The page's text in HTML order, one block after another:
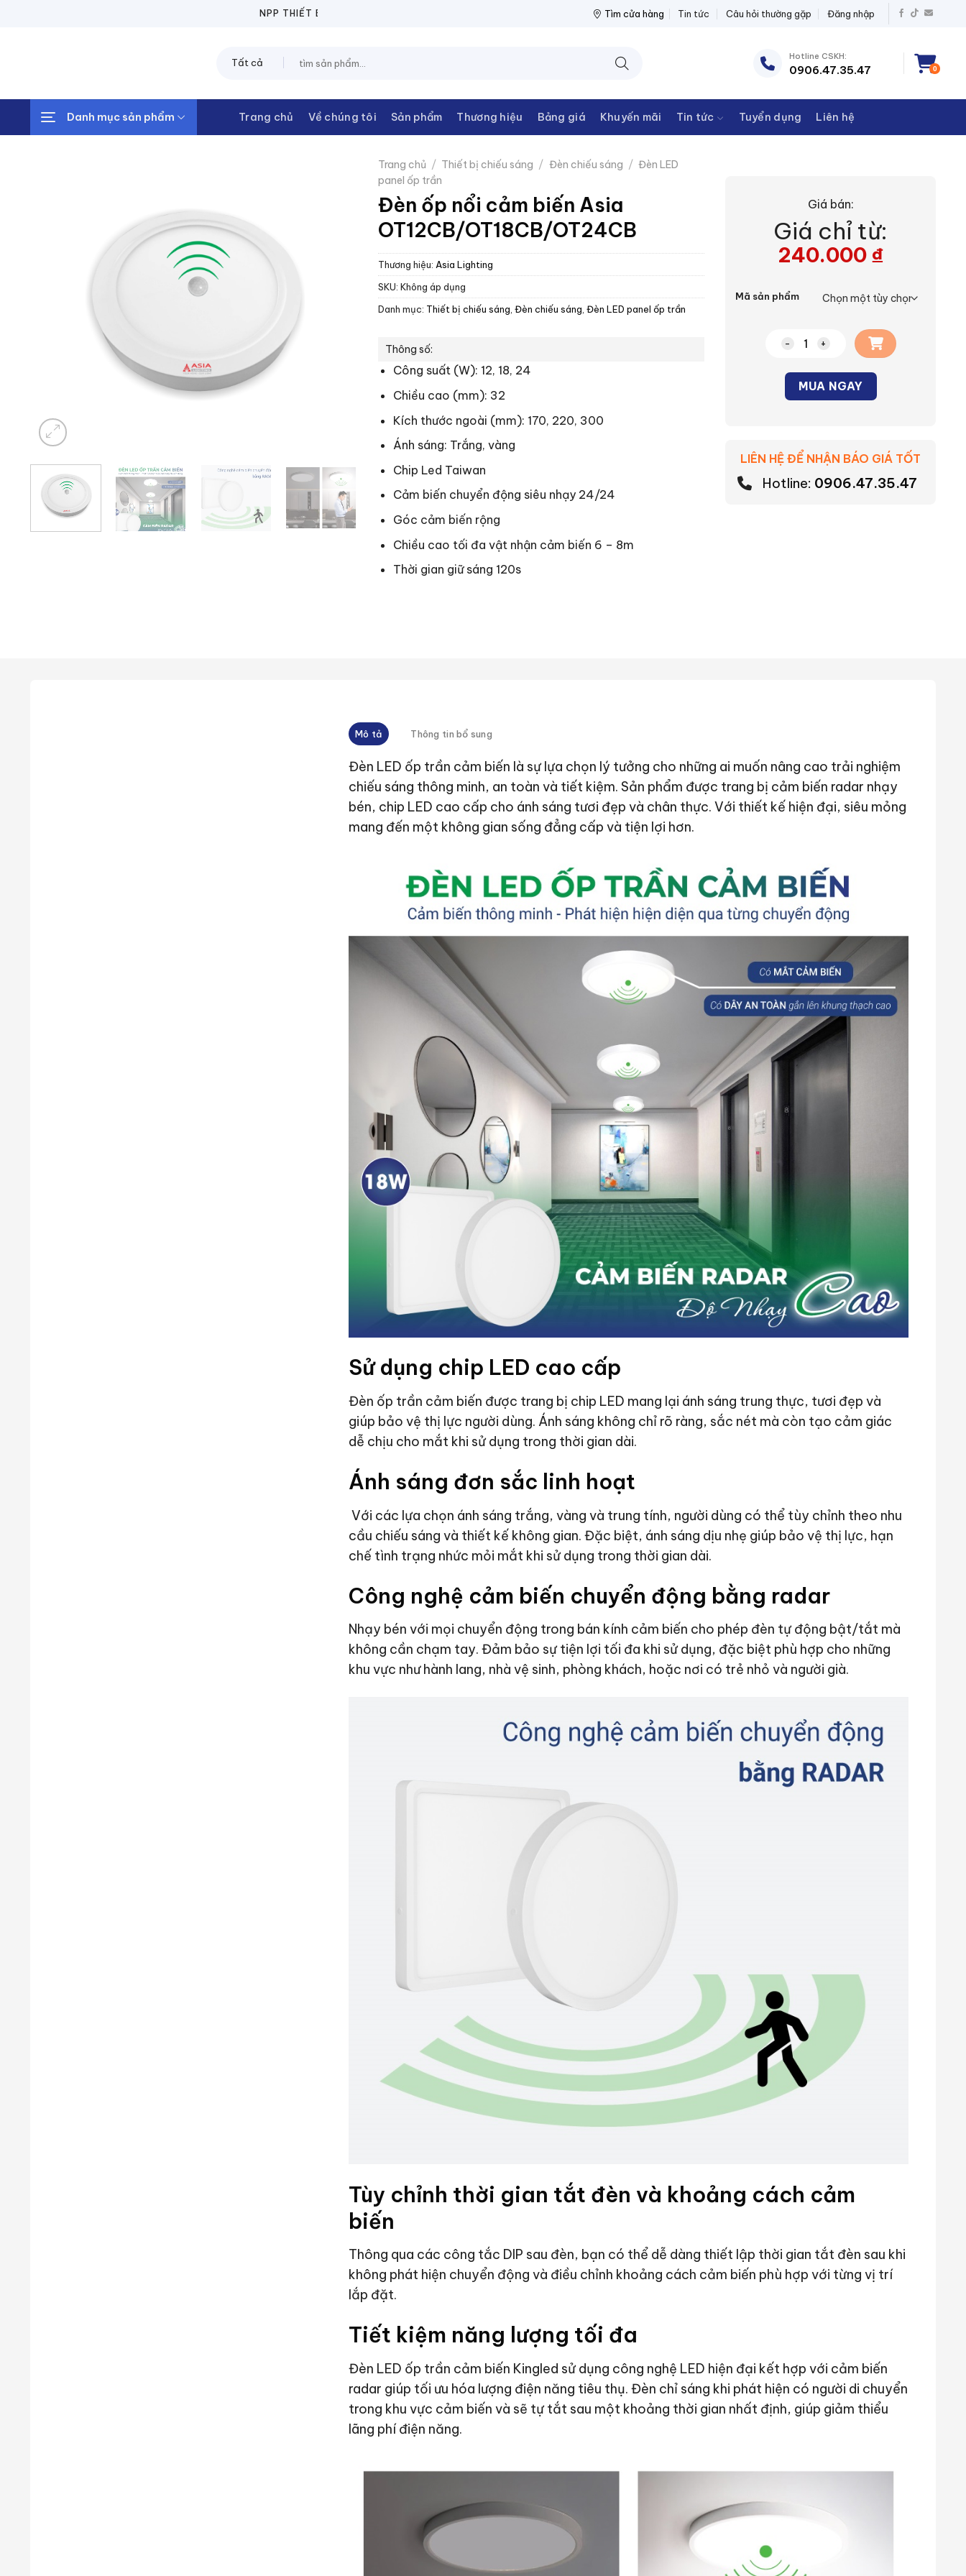
NPP THIẾT BỊ ĐIỆN THANH CHÂU NPP THIẾT BỊ ĐIỆN THANH CHÂU
Tìm cửa hàng Tin tức Câu hỏi thường gặp Đăng nhập
kiếm:
Hotline CSKH:
0906.47.35.47 0
Danh mục sản phẩm Trang chủ Về chúng tôi Sản phẩm Thương hiệu Bảng giá Khuyến mãi Tin tức Tuyển dụng Liên hệ
Trang chủ / Thiết bị chiếu sáng / Đèn chiếu sáng / Đèn LED
panel ốp trần
Đèn ốp nổi cảm biến Asia
OT12CB/OT18CB/OT24CB
Thương hiệu: Asia Lighting
SKU: Không áp dụng
Danh mục: Thiết bị chiếu sáng Đèn chiếu sáng Đèn LED panel ốp trần
Thông số:
Công suất (W): 12, 18, 24
Chiều cao (mm): 32
Kích thước ngoài (mm): 170, 220, 300
Ánh sáng: Trắng, vàng
Chip Led Taiwan
Cảm biến chuyển động siêu nhạy 24/24
Góc cảm biến rộng
Chiều cao tối đa vật nhận cảm biến 6 – 8m
Thời gian giữ sáng 120s
Giá bán:
Giá chỉ từ:
240.000 ₫
Mã sản phẩm
Đèn ốp nổi cảm biến Asia
MUA NGAY
LIÊN HỆ ĐỂ NHẬN BÁO GIÁ TỐT
Hotline: 0906.47.35.47
Mô tả Thông tin bổ sung
Đèn LED ốp trần cảm biến là sự lựa chọn lý tưởng cho những ai muốn nâng cao trải nghiệm
chiếu sáng thông minh, an toàn và tiết kiệm. Sản phẩm được trang bị cảm biến radar nhạy
bén, chip LED cao cấp cho ánh sáng tươi đẹp và chân thực. Với thiết kế hiện đại, siêu mỏng
mang đến một không gian sống đẳng cấp và tiện lợi hơn.
Sử dụng chip LED cao cấp
Đèn ốp trần cảm biến được trang bị chip LED mang lại ánh sáng trung thực, tươi đẹp và
giúp bảo vệ thị lực người dùng. Ánh sáng không chỉ rõ ràng, sắc nét mà còn tạo cảm giác
dễ chịu cho mắt khi sử dụng trong thời gian dài.
Ánh sáng đơn sắc linh hoạt
Với các lựa chọn ánh sáng trắng, vàng và trung tính, người dùng có thể tùy chỉnh theo nhu
cầu chiếu sáng và thiết kế không gian. Đặc biệt, ánh sáng dịu nhẹ giúp bảo vệ thị lực, hạn
chế tình trạng nhức mỏi mắt khi sử dụng trong thời gian dài.
Công nghệ cảm biến chuyển động bằng radar
Nhạy bén với mọi chuyển động trong bán kính cảm biến cho phép đèn tự động bật/tắt mà
không cần chạm tay. Đảm bảo sự tiện lợi tối đa khi sử dụng, đặc biệt phù hợp cho những
khu vực như hành lang, nhà vệ sinh, phòng khách, hoặc nơi có trẻ nhỏ và người già.
Tùy chỉnh thời gian tắt đèn và khoảng cách cảm
biến
Thông qua các công tắc DIP sau đèn, bạn có thể dễ dàng thiết lập thời gian tắt đèn sau khi
không phát hiện chuyển động và điều chỉnh khoảng cách cảm biến phù hợp với từng vị trí
lắp đặt.
Tiết kiệm năng lượng tối đa
Đèn LED ốp trần cảm biến Kingled sử dụng công nghệ LED hiện đại kết hợp với cảm biến
radar giúp tối ưu hóa lượng điện năng tiêu thụ. Đèn chỉ sáng khi phát hiện có người di chuyển
trong khu vực cảm biến và sẽ tự tắt sau một khoảng thời gian nhất định, giúp giảm thiểu
lãng phí điện năng.